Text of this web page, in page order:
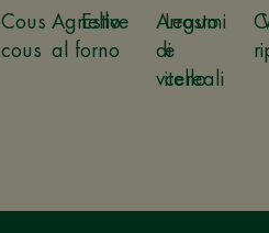
Cous
cous
Estive
Legumi
e
cereali
Agnello
al forno
Arrosto
di
vitello